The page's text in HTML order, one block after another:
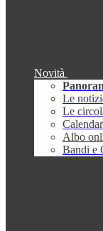
Novità
Le
Le
Albo
Bandi e